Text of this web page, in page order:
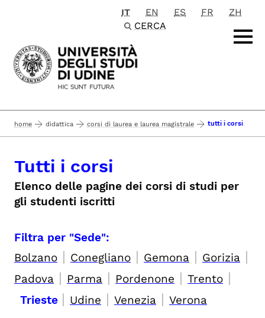
Passa al contenuto principale
IT EN ES FR
ZH
CERCA
home didattica corsi di laurea e laurea magistrale tutti i corsi
Tutti i corsi
Elenco delle pagine dei corsi di studi per
gli studenti iscritti
Filtra per "Sede":
Bolzano | Conegliano | Gemona | Gorizia |
Padova | Parma | Pordenone | Trento |
Trieste | Udine | Venezia | Verona